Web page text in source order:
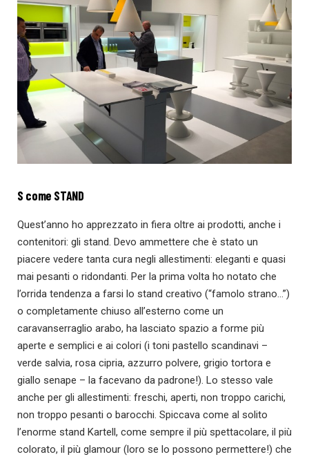
S come STAND
Quest’anno ho apprezzato in fiera oltre ai prodotti, anche i
contenitori: gli stand. Devo ammettere che è stato un
piacere vedere tanta cura negli allestimenti: eleganti e quasi
mai pesanti o ridondanti. Per la prima volta ho notato che
l’orrida tendenza a farsi lo stand creativo (“famolo strano…”)
o completamente chiuso all’esterno come un
caravanserraglio arabo, ha lasciato spazio a forme più
aperte e semplici e ai colori (i toni pastello scandinavi –
verde salvia, rosa cipria, azzurro polvere, grigio tortora e
giallo senape – la facevano da padrone!). Lo stesso vale
anche per gli allestimenti: freschi, aperti, non troppo carichi,
non troppo pesanti o barocchi. Spiccava come al solito
l’enorme stand Kartell, come sempre il più spettacolare, il più
colorato, il più glamour (loro se lo possono permettere!) che